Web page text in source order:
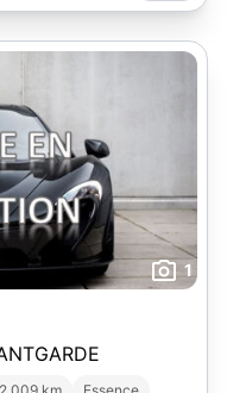
1